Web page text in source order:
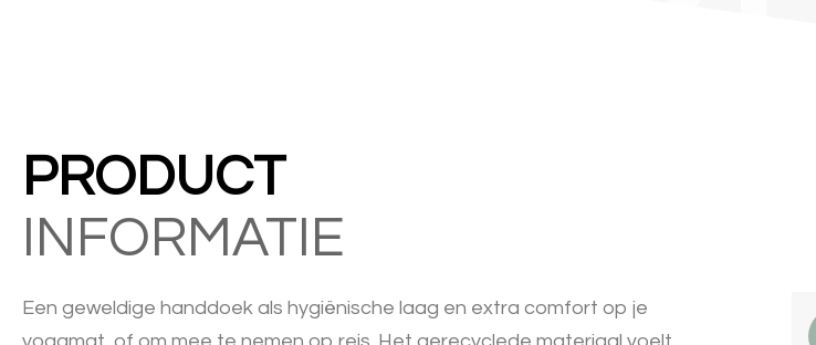
PRODUCT
INFORMATIE
Een geweldige handdoek als hygiënische laag en extra comfort op je